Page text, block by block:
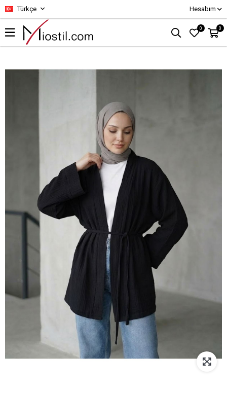
Türkçe Hesabım
0 0